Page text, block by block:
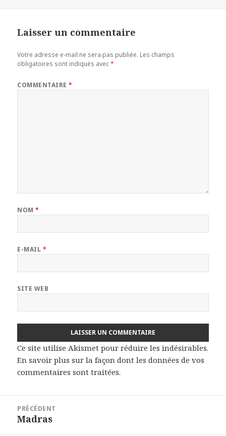
Laisser un commentaire
Votre adresse e-mail ne sera pas publiée. Les champs
obligatoires sont indiqués avec*
COMMENTAIRE*
NOM*
E-MAIL *
SITE WEB
Ce site utilise Akismet pour réduire les indésirables.
En savoir plus sur la façon dont les données de vos
commentaires sont traitées.
l’article
PRÉCÉDENT
Article
Madras